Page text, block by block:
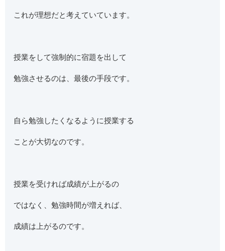
これが理想だと考えていています。
授業をして強制的に宿題を出して
勉強させるのは、最後の手段です。
自ら勉強したくなるように授業する
ことが大切なのです。
授業を受ければ成績が上がるの
ではなく、勉強時間が増えれば、
成績は上がるのです。